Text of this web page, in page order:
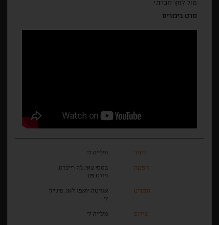
מול לחץ חברתי.
סרט ביכורים
בימוי מיג'ייה לי
הפקה
בטסי צאי, ג'ף רייכרט,
ויולט פנג
תסריט
אוויטה יואפו ז'או, מיג'ייה
לי
צילום מיג'ייה לי